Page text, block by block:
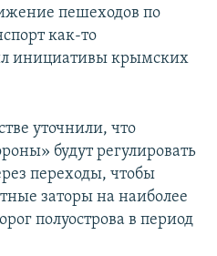
пешеходов по
как-то
инициативы крымских
уточнили, что
будут регулировать
переходы, чтобы
заторы на наиболее
полуострова в период